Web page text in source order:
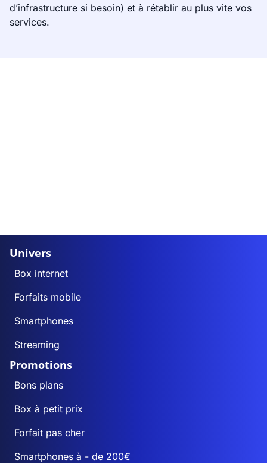
d’infrastructure si besoin) et à rétablir au plus vite vos
services.
Univers
Box internet
Forfaits mobile
Smartphones
Streaming
Promotions
Bons plans
Box à petit prix
Forfait pas cher
Smartphones à - de 200€